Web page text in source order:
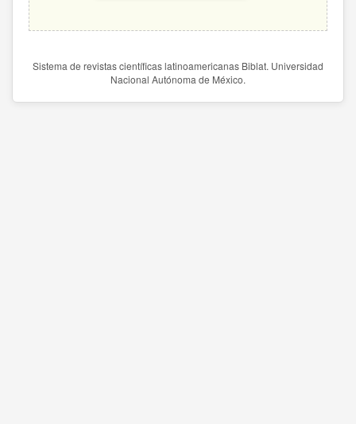
Sistema de revistas científicas latinoamericanas Biblat. Universidad
Nacional Autónoma de México.